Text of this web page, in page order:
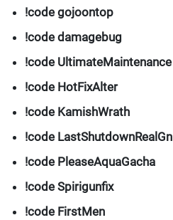
!code gojoontop
!code damagebug
!code UltimateMaintenance
!code HotFixAlter
!code KamishWrath
!code LastShutdownRealGn
!code PleaseAquaGacha
!code Spirigunfix
!code FirstMen